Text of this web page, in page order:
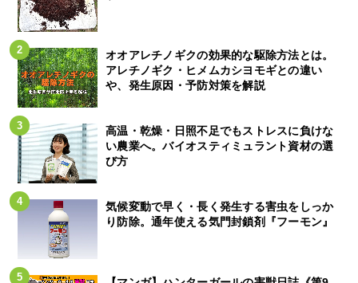
オオアレチノギクの効果的な駆除方法とは。
アレチノギク・ヒメムカシヨモギとの違い
や、発生原因・予防対策を解説
高温・乾燥・日照不足でもストレスに負けな
い農業へ。バイオスティミュラント資材の選
び方
気候変動で早く・長く発生する害虫をしっか
り防除。通年使える気門封鎖剤『フーモン』